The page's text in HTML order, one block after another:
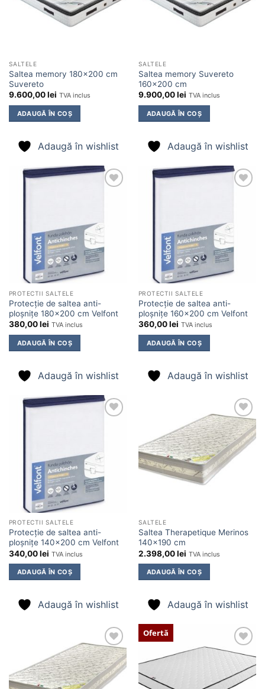
SALTELE
Saltea memory 180×200 cm
Suvereto
9.600,00lei TVA inclus
ADAUGĂ ÎN COȘ
Adaugă în wishlist
SALTELE
Saltea memory Suvereto
160×200 cm
9.900,00lei TVA inclus
ADAUGĂ ÎN COȘ
Adaugă în wishlist
PROTECTII SALTELE
Protecție de saltea anti-
ploșnițe 180×200 cm Velfont
380,00lei TVA inclus
ADAUGĂ ÎN COȘ
Adaugă în wishlist
PROTECTII SALTELE
Protecție de saltea anti-
ploșnițe 160×200 cm Velfont
360,00lei TVA inclus
ADAUGĂ ÎN COȘ
Adaugă în wishlist
PROTECTII SALTELE
Protecție de saltea anti-
ploșnițe 140×200 cm Velfont
340,00lei TVA inclus
ADAUGĂ ÎN COȘ
Adaugă în wishlist
Adaugă
în
wishlist
SALTELE
Saltea Therapetique Merinos
140×190 cm
2.398,00lei TVA inclus
ADAUGĂ ÎN COȘ
Adaugă în wishlist
Adaugă
în
wishlist
Ofertă
Adaugă
wishlist